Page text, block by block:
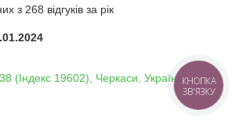
з 268 відгуків за рік
(Індекс 19602), Черкаси, УкраїнаКНОПКА
ЗВ'ЯЗКУ